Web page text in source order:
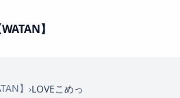
】
】 ›LOVEこめっ